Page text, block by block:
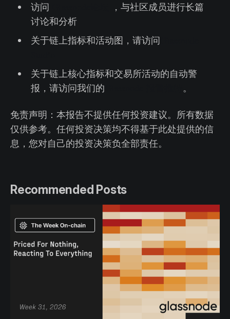
访问
，与社区成员进行长篇
讨论和分析
关于链上指标和活动图，请访问
关于链上核心指标和交易所活动的自动警
报，请访问我们的
。
免责声明：本报告不提供任何投资建议。所有数据
仅供参考。任何投资决策均不得基于此处提供的信
息，您对自己的投资决策负全部责任。
Recommended Posts